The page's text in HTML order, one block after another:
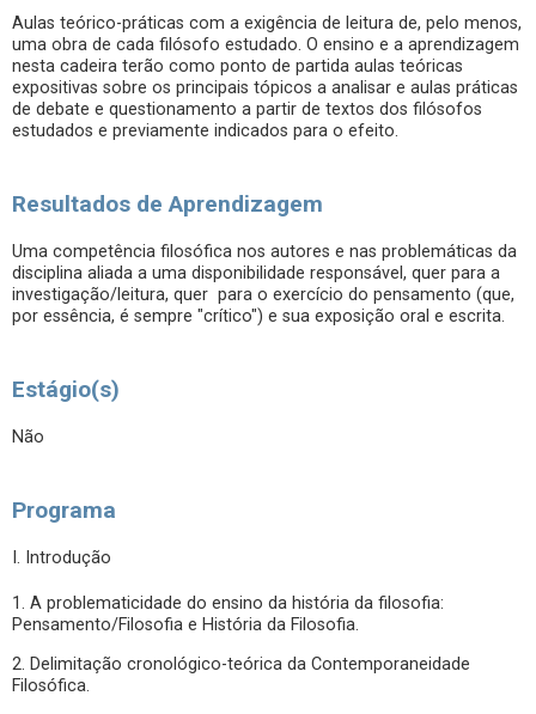
Aulas teórico-práticas com a exigência de leitura de, pelo menos,
uma obra de cada filósofo estudado. O ensino e a aprendizagem
nesta cadeira terão como ponto de partida aulas teóricas
expositivas sobre os principais tópicos a analisar e aulas práticas
de debate e questionamento a partir de textos dos filósofos
estudados e previamente indicados para o efeito.
Resultados de Aprendizagem
Uma competência filosófica nos autores e nas problemáticas da
disciplina aliada a uma disponibilidade responsável, quer para a
investigação/leitura, quer para o exercício do pensamento (que,
por essência, é sempre "crítico") e sua exposição oral e escrita.
Estágio(s)
Não
Programa
I. Introdução
1. A problematicidade do ensino da história da filosofia:
Pensamento/Filosofia e História da Filosofia.
2. Delimitação cronológico-teórica da Contemporaneidade
Filosófica.